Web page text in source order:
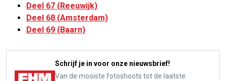
Deel 67 (Reeuwijk)
Deel 68 (Amsterdam)
Deel 69 (Baarn)
Schrijf je in voor onze nieuwsbrief!
Van de mooiste fotoshoots tot de laatste